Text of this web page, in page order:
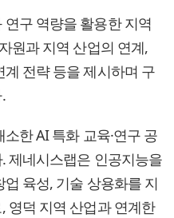
구 역량을 활용한 지역
원과 지역 산업의 연계,
전략 등을 제시하며 구
한 AI 특화 교육·연구 공
. 제네시스랩은 인공지능을
육성, 기술 상용화를 지
영덕 지역 산업과 연계한